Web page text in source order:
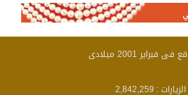
2001 ميلادى
:
2,842,259